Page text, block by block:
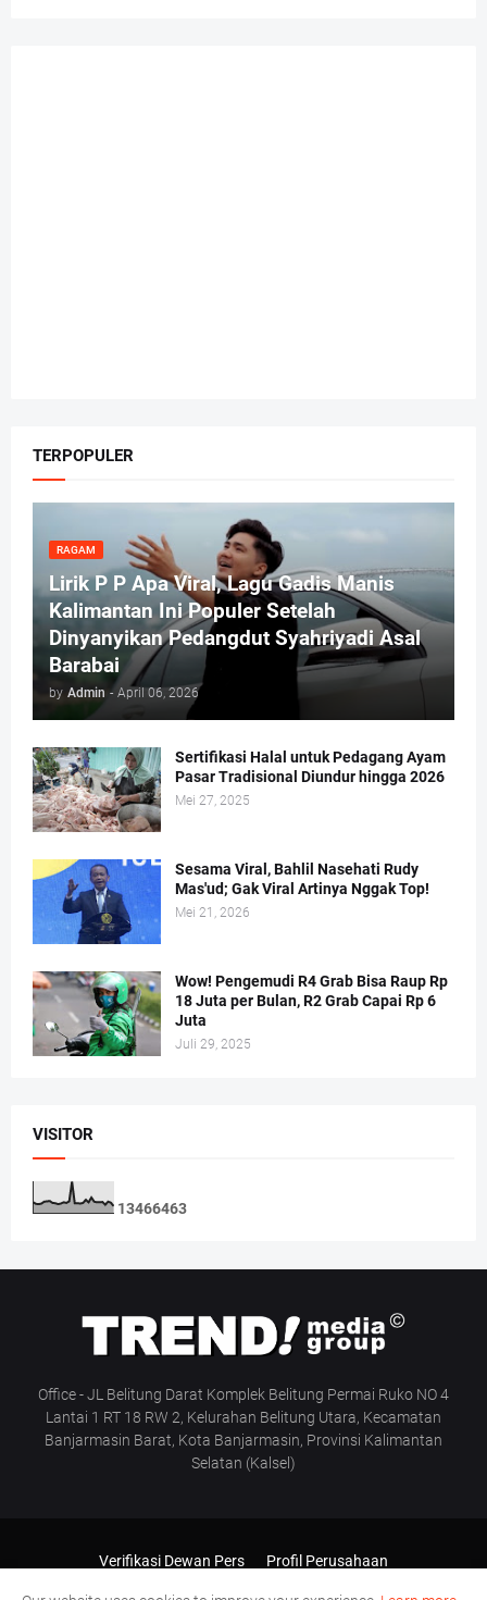
TERPOPULER
RAGAM
Lirik P P Apa Viral, Lagu Gadis Manis
Kalimantan Ini Populer Setelah
Dinyanyikan Pedangdut Syahriyadi Asal
Barabai
by Admin - April 06, 2026
Sertifikasi Halal untuk Pedagang Ayam
Pasar Tradisional Diundur hingga 2026
Mei 27, 2025
Sesama Viral, Bahlil Nasehati Rudy
Mas'ud; Gak Viral Artinya Nggak Top!
Mei 21, 2026
Wow! Pengemudi R4 Grab Bisa Raup Rp
18 Juta per Bulan, R2 Grab Capai Rp 6
Juta
Juli 29, 2025
VISITOR
13466463
Office - JL Belitung Darat Komplek Belitung Permai Ruko NO 4
Lantai 1 RT 18 RW 2, Kelurahan Belitung Utara, Kecamatan
Banjarmasin Barat, Kota Banjarmasin, Provinsi Kalimantan
Selatan (Kalsel)
Verifikasi Dewan Pers
Profil Perusahaan